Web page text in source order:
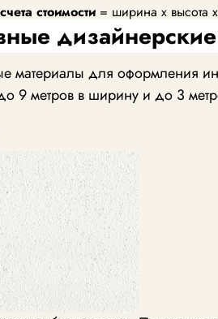
стоимости = ширина х высота
материалы для оформления
9 метров в ширину и до 3